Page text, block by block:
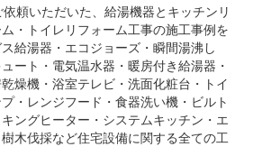
頼いただいた、給湯機器とキッチンリ
・トイレリフォーム工事の施工事例を
給湯器・エコジョーズ・瞬間湯沸し
ート・電気温水器・暖房付き給湯器・
燥機・浴室テレビ・洗面化粧台・トイ
・レンジフード・食器洗い機・ビルト
ングヒーター・システムキッチン・エ
木伐採など住宅設備に関する全ての工